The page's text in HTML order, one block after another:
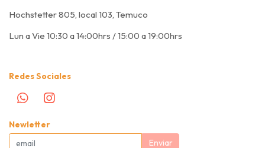
Hochstetter 805, local 103, Temuco
Lun a Vie 10:30 a 14:00hrs / 15:00 a 19:00hrs
Redes Sociales
Newletter
Enviar